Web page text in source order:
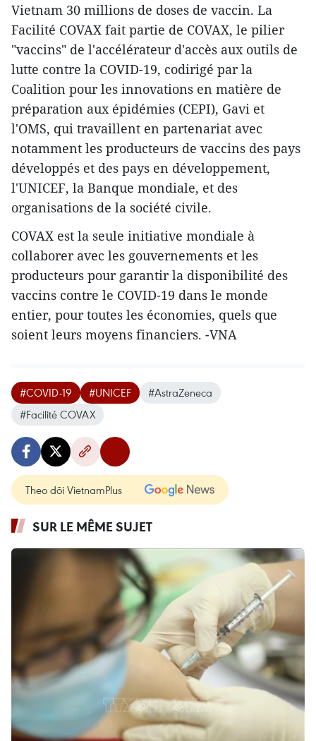
Vietnam 30 millions de doses de vaccin. La
Facilité COVAX fait partie de COVAX, le pilier
"vaccins" de l'accélérateur d'accès aux outils de
lutte contre la COVID-19, codirigé par la
Coalition pour les innovations en matière de
préparation aux épidémies (CEPI), Gavi et
l'OMS, qui travaillent en partenariat avec
notamment les producteurs de vaccins des pays
développés et des pays en développement,
l'UNICEF, la Banque mondiale, et des
organisations de la société civile.
COVAX est la seule initiative mondiale à
collaborer avec les gouvernements et les
producteurs pour garantir la disponibilité des
vaccins contre le COVID-19 dans le monde
entier, pour toutes les économies, quels que
soient leurs moyens financiers. -VNA
#COVID-19 #UNICEF
#AstraZeneca
#Facilité COVAX
Theo dõi VietnamPlus
SUR LE MÊME SUJET